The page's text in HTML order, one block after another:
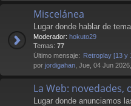
Miscelánea
Lugar donde hablar de
Moderador: hokuto29
Temas: 77
Último mensaje: Retroplay [13 y
por jordigahan , Jue, 04 Jun
La Web: novedades,
Lugar donde anunciamos